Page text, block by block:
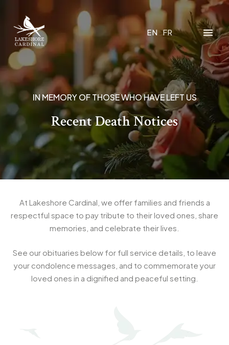
EN FR
IN MEMORY OF THOSE WHO HAVE LEFT US
Recent Death Notices
At Lakeshore Cardinal, we offer families and friends a
respectful space to pay tribute to their loved ones, share
memories, and celebrate their lives.
See our obituaries below for full service details, to leave
your condolence messages, and to commemorate your
loved ones in a dignified and peaceful setting.